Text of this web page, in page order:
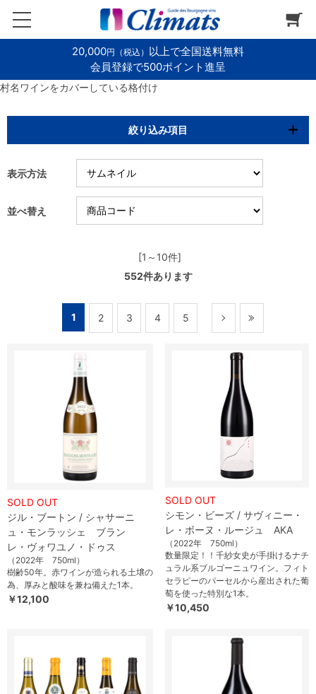
20,000円（税込） 以上で全国送料無料
会員登録で500ポイント進呈
村名ワインをカバーしている格付け
絞り込み項目
表示方法
並べ替え
[1～10件]
552件あります
1 2 3 4 5
SOLD OUT
ジル・ブートン / シャサーニ
ュ・モンラッシェ ブラン
レ・ヴォワユノ・ドゥス
（2022年 750ml）
樹齢50年。赤ワインが造られる土壌の
為、厚みと酸味を兼ね備えた1本。
￥12,100
SOLD OUT
シモン・ビーズ / サヴィニー・
レ・ボーヌ・ルージュ AKA
（2022年 750ml）
数量限定！！千紗女史が手掛けるナチ
ュラル系ブルゴーニュワイン。フィト
セラピーのパーセルから産出された葡
萄を使った特別な1本。
￥10,450